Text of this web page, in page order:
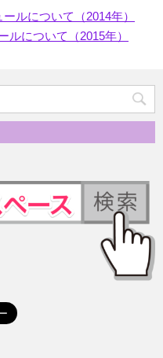
ルについて（2014年）
ルについて（2015年）